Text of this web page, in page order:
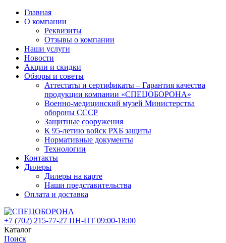
Главная
О компании
Реквизиты
Отзывы о компании
Наши услуги
Новости
Акции и скидки
Обзоры и советы
Аттестаты и сертификаты – Гарантия качества
продукции компании «СПЕЦОБОРОНА»
Военно-медицинский музей Министерства
обороны СССР
Защитные сооружения
К 95-летию войск РХБ защиты
Нормативные документы
Технологии
Контакты
Дилеры
Дилеры на карте
Наши представительства
Оплата и доставка
+7 (702) 215-77-27 ПН-ПТ 09:00-18:00
Каталог
Поиск